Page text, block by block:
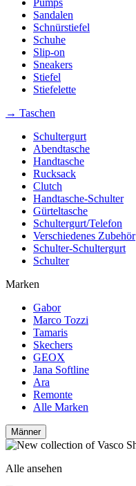
Pumps
Sandalen
Schnürstiefel
Schuhe
Slip-on
Sneakers
Stiefel
Stiefelette
→ Taschen
Schultergurt
Abendtasche
Handtasche
Rucksack
Clutch
Handtasche-Schulter
Gürteltasche
Schultergurt/Telefon
Verschiedenes Zubehör
Schulter-Schultergurt
Schulter
Marken
Gabor
Marco Tozzi
Tamaris
Skechers
GEOX
Jana Softline
Ara
Remonte
Alle Marken
Männer
Alle ansehen